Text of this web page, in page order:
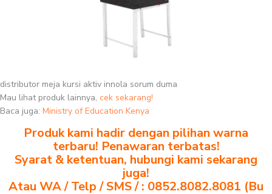
distributor meja kursi aktiv innola sorum duma
Mau lihat produk lainnya, cek sekarang!
Baca juga: Ministry of Education Kenya
Produk kami hadir dengan pilihan warna
terbaru! Penawaran terbatas!
Syarat & ketentuan, hubungi kami sekarang
juga!
Atau WA / Telp / SMS / : 0852.8082.8081 (Bu